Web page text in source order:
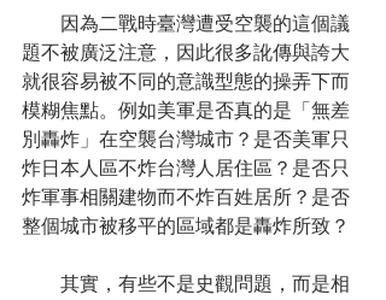
因為二戰時臺灣遭受空襲的這個議
題不被廣泛注意，因此很多訛傳與誇大
就很容易被不同的意識型態的操弄下而
模糊焦點。例如美軍是否真的是「無差
別轟炸」在空襲台灣城市？是否美軍只
炸日本人區不炸台灣人居住區？是否只
炸軍事相關建物而不炸百姓居所？是否
整個城市被移平的區域都是轟炸所致？
其實，有些不是史觀問題，而是相